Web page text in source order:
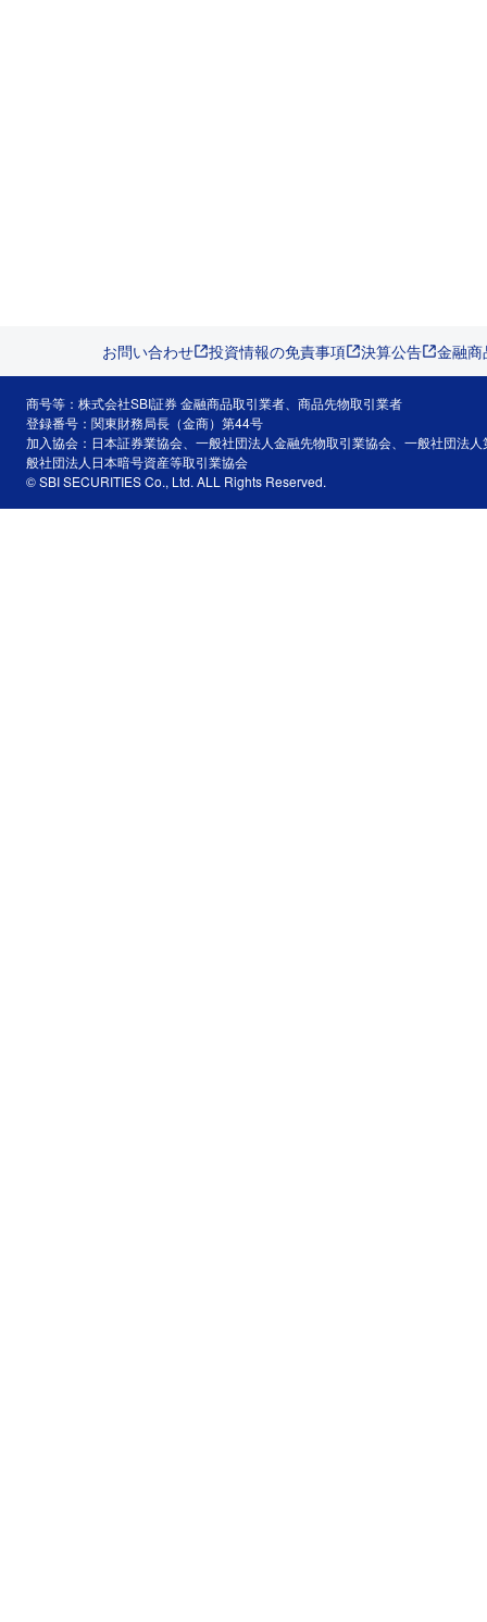
お問い合わせ 投資情報の免責事項 決算公告 金融
商号等：株式会社SBI証券 金融商品取引業者、商品先物取引業者
登録番号：関東財務局長（金商）第44号
加入協会：日本証券業協会、一般社団法人金融先物取引業協会、一般社団法
般社団法人日本暗号資産等取引業協会
© SBI SECURITIES Co., Ltd. ALL Rights Reserved.